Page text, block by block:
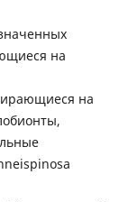
на
на